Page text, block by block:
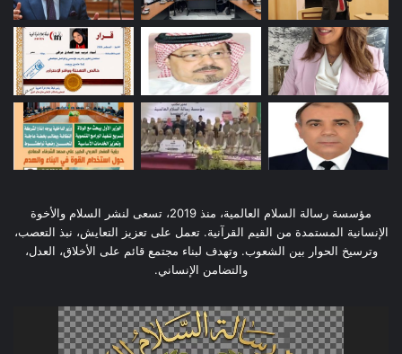
مؤسسة رسالة السلام العالمية، منذ 2019، تسعى لنشر السلام والأخوة
الإنسانية المستمدة من القيم القرآنية. تعمل على تعزيز التعايش، نبذ التعصب،
وترسيخ الحوار بين الشعوب. وتهدف لبناء مجتمع قائم على الأخلاق، العدل،
والتضامن الإنساني.